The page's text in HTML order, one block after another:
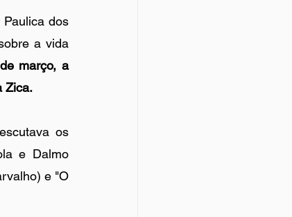
dos
a vida
março, a
Zica.
os
e Dalmo
e "O